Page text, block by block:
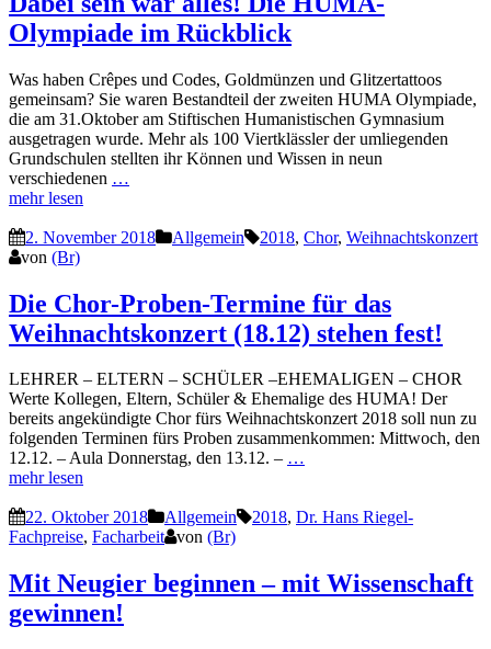
Olympiade im Rückblick
Was haben Crêpes und Codes, Goldmünzen und Glitzertattoos
gemeinsam? Sie waren Bestandteil der zweiten HUMA Olympiade,
die am 31.Oktober am Stiftischen Humanistischen Gymnasium
ausgetragen wurde. Mehr als 100 Viertklässler der umliegenden
Grundschulen stellten ihr Können und Wissen in neun
verschiedenen …
mehr lesen
2. November 2018 Allgemein 2018, Chor, Weihnachtskonzert
von (Br)
Die Chor-Proben-Termine für das
Weihnachtskonzert (18.12) stehen fest!
LEHRER – ELTERN – SCHÜLER –EHEMALIGEN – CHOR
Werte Kollegen, Eltern, Schüler & Ehemalige des HUMA! Der
bereits angekündigte Chor fürs Weihnachtskonzert 2018 soll nun zu
folgenden Terminen fürs Proben zusammenkommen: Mittwoch, den
12.12. – Aula Donnerstag, den 13.12. – …
mehr lesen
22. Oktober 2018 Allgemein 2018, Dr. Hans Riegel-
Fachpreise, Facharbeit von (Br)
Mit Neugier beginnen – mit Wissenschaft
gewinnen!